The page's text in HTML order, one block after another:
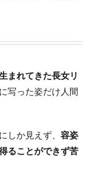
まれてきた長女リ
写った姿だけ人間
しか見えず、 容姿
ることができず苦